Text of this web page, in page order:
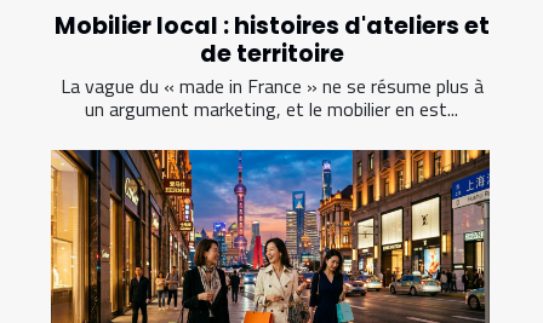
Mobilier local : histoires d'ateliers et
de territoire
La vague du « made in France » ne se résume plus à
un argument marketing, et le mobilier en est...